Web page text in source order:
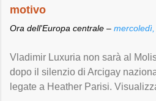
motivo
Ora dell'Europa centrale –
Vladimir Luxuria non sarà al
dopo il silenzio di Arcigay
legate a Heather Parisi.